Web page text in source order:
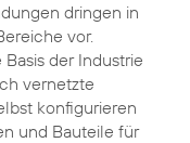
dringen in
vor.
der Industrie
vernetzte
konfigurieren
und Bauteile für